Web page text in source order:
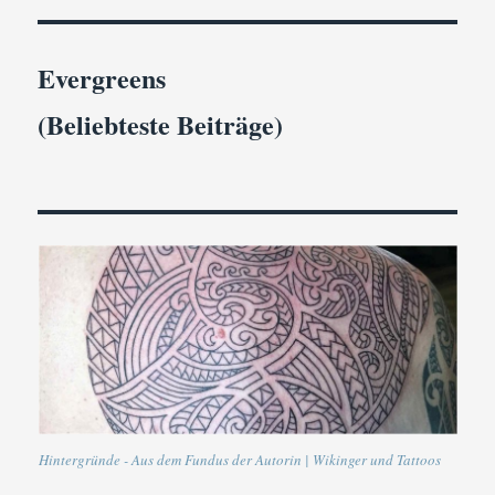
Evergreens
(Beliebteste Beiträge)
Hintergründe - Aus dem Fundus der Autorin | Wikinger und Tattoos